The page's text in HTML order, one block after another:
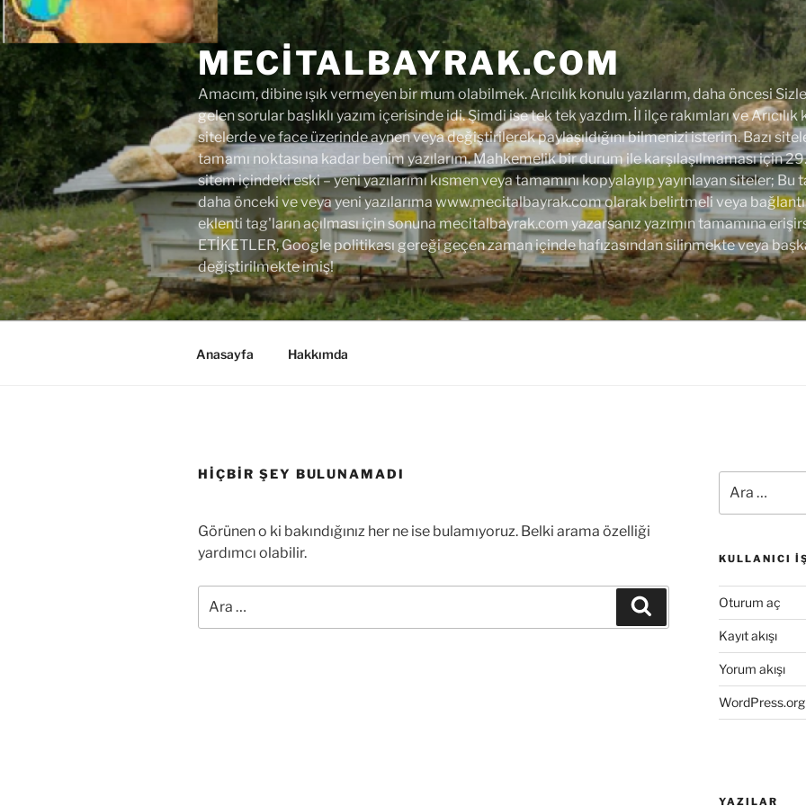
İçeriğe
geç
MECITALBAYRAK.COM
Amacım, dibine ışık vermeyen bir mum olabilmek. Arıcılık konulu yazılarım, daha öncesi
gelen sorular başlıklı yazım içerisinde idi. Şimdi ise tek tek yazdım. İl ilçe rakımları ve Arıcılık
sitelerde ve face üzerinde aynen veya değiştirilerek paylaşıldığını bilmenizi isterim. Bazı
tamamı noktasına kadar benim yazılarım. Mahkemelik bir durum ile karşılaşılmaması için
sitem içindeki eski – yeni yazılarımı kısmen veya tamamını kopyalayıp yayınlayan siteler; Bu
daha önceki ve veya yeni yazılarıma www.mecitalbayrak.com olarak belirtmeli veya
eklenti tag'ların açılması için sonuna mecitalbayrak.com yazarsanız yazımın tamamına
ETİKETLER, Google politikası gereği geçen zaman içinde hafızasından silinmekte veya
değiştirilmekte imiş!
Anasayfa Hakkımda
HIÇBIR ŞEY BULUNAMADI
Görünen o ki bakındığınız her ne ise bulamıyoruz. Belki arama özelliği
yardımcı olabilir.
KULLANICI
Oturum aç
Kayıt akışı
Yorum akışı
WordPress.org
YAZILAR